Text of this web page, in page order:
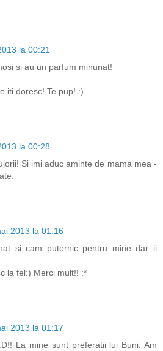
la 00:21
si au un parfum minunat!
iti doresc! Te pup! :)
la 00:28
Si imi aduc aminte de mama mea -
2013 la 01:16
si cam puternic pentru mine dar ii
la fel:) Merci mult!! :*
2013 la 01:17
La mine sunt preferatii lui Buni. Am